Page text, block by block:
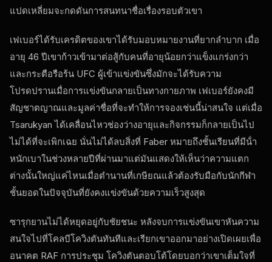
แปดเหลี่ยมจะกดดันการสนทนาชื่อเรื่องรอบตัวเขา
เฟเบอร์ได้รับเครดิตของเขาได้รับมอบหมายงานที่ยากลําบาก เมื่อ
อายุ 46 ปีเขาก้าวเข้ามาต่อสู้กับคนที่อายุน้อยกว่าแข็งแกร่งกว่า
และกระตือรือร้น UFC ผู้เข้าแข่งขันซึ่งมักจะได้รับความ
โปรดปรานเมื่อการแข่งขันกลายเป็นทางกายภาพ เฟเบอร์ยังคงมี
สัญชาตญาณและมูลค่าชื่อที่จะทําให้การจองเช่นนี้น่าสนใจ แต่เมื่อ
Tsarukyan ได้เคลื่อนไหวช่องว่างอายุและกิจกรรมก็กลายเป็นไป
ไม่ได้ที่จะเพิกเฉย นั่นไม่ได้ลบสิ่งที่ Faber หมายถึงชั้นเรียนที่มีน้ํา
หนักเบาในช่วงหลายปีที่ผ่านมาแต่มันแสดงให้เห็นว่าความแตก
ต่างนั้นใหญ่แค่ไหนเมื่อตํานานที่เกษียณแล้วต้องรับมือกับนักกีฬา
ชั้นยอดในปัจจุบันที่ยังคงแข่งขันด้วยความเร็วสูงสุด
ซารุกยานไม่ได้หยุดอยู่กับชัยชนะ หลังจบการแข่งขันเขาหันความ
สนใจไปที่โคลบีโควิงตันทันทีและเรียกเขาออกมาอย่างเปิดเผยเพื่อ
อนาคต RAF การประชุม โควิงตันตอบโต้โดยบอกว่าเขาเต็มใจที่